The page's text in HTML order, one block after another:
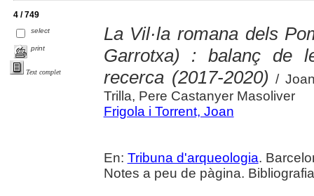
4 / 749
select
print
Text complet
La Vil·la romana dels
Garrotxa) : balanç de
recerca (2017-2020) /
Trilla, Pere Castanyer Masoliver
Frigola i Torrent, Joan
En: Tribuna d'arqueologia.
Notes a peu de pàgina.